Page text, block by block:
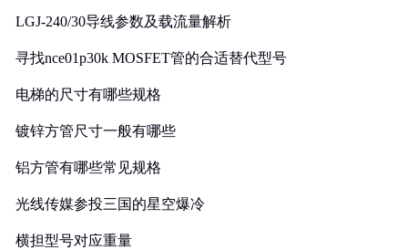
LGJ-240/30导线参数及载流量解析
寻找nce01p30k MOSFET管的合适替代型号
电梯的尺寸有哪些规格
镀锌方管尺寸一般有哪些
铝方管有哪些常见规格
光线传媒参投三国的星空爆冷
横担型号对应重量